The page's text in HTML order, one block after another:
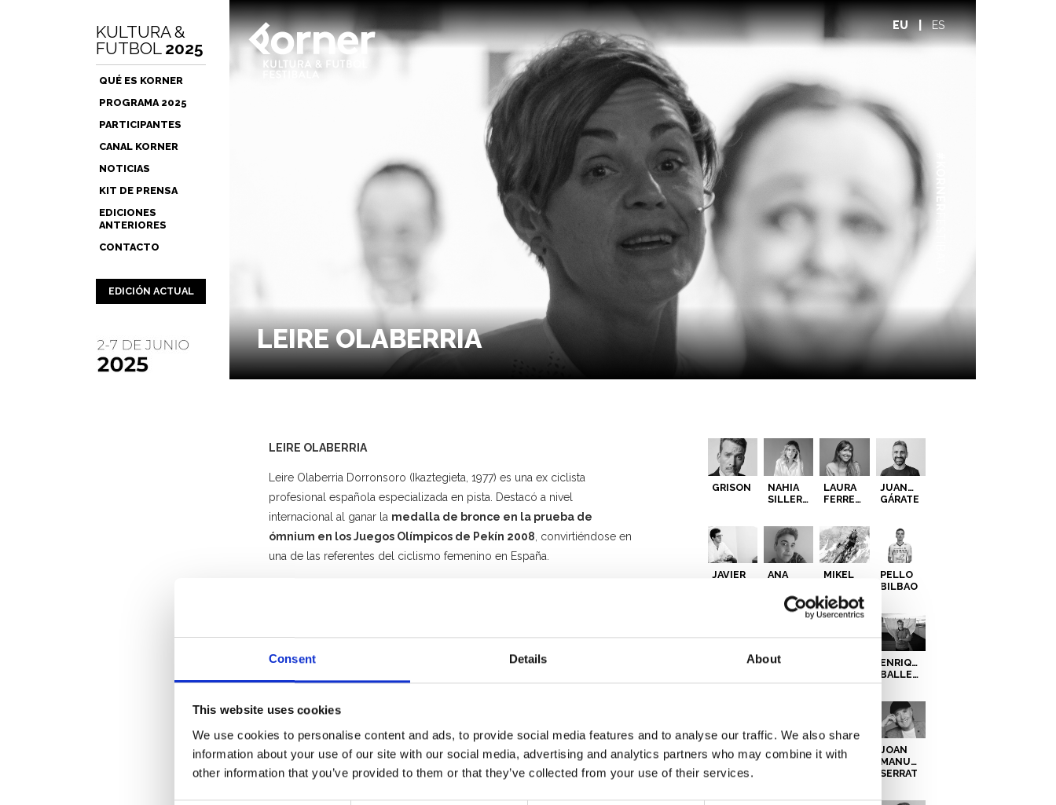
Consent Details About
This website uses cookies
We use cookies to personalise content and ads, to provide social media features and to analyse our traffic. We also share
information about your use of our site with our social media, advertising and analytics partners who may combine it with
other information that you’ve provided to them or that they’ve collected from your use of their services.
KULTURA &
FUTBOL 2025
QUÉ ES KORNER
PROGRAMA 2025
PARTICIPANTES
CANAL KORNER
NOTICIAS
KIT DE PRENSA
EDICIONES
ANTERIORES
CONTACTO
EDICIÓN ACTUAL
EU | ES
LEIRE OLABERRIA
LEIRE OLABERRIA
Leire Olaberria Dorronsoro (Ikaztegieta, 1977) es una ex ciclista
profesional española especializada en pista. Destacó a nivel
internacional al ganar la medalla de bronce en la prueba de
ómnium en los Juegos Olímpicos de Pekín 2008 , convirtiéndose en
una de las referentes del ciclismo femenino en España.
marcas de Nutrición deportiva
En su vida personal destaca su papel de mamá de Javier, Dina y Kai.
GRISON
NAHIA
SILLERO
LAURA
FERRERO
JUANMA
GÁRATE
JAVIER
ANA
MIKEL
PELLO
BILBAO
MIGUEL
LEIRE
ENRIQUE
BALLESTER
ANDREA
PELÁEZ
ANDER
IZAGIRRE
MARTA
JOAN
MANUEL
SERRAT